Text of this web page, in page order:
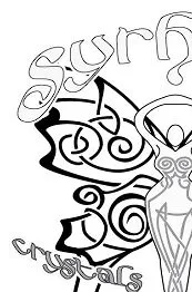
naar
inhoud